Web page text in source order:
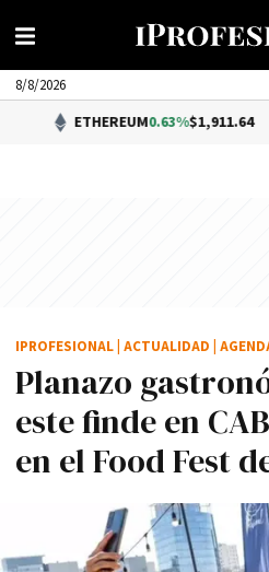
8/8/2026
0.63%$1,911.64
Planazo
este finde en
en el Food Fest
IPROFESIONAL ACTUALIDAD